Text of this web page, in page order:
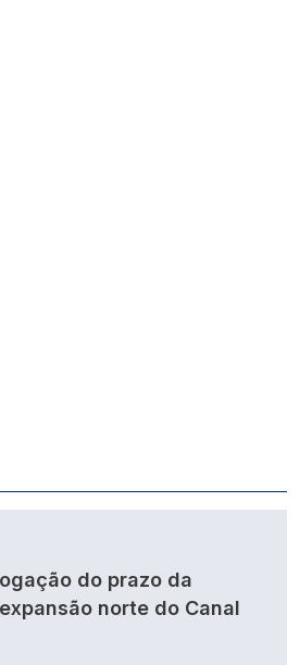
do prazo da
norte do Canal